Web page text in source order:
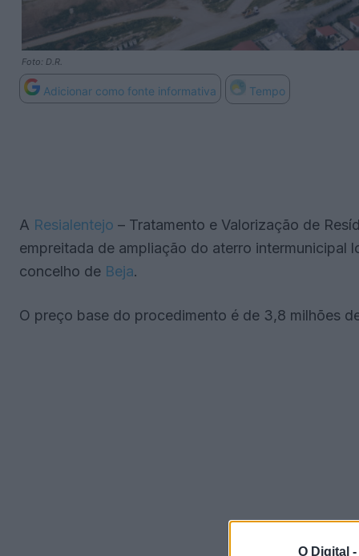
O Digital -
Foto: D.R.
Adicionar como fonte informativa Tempo
A Resialentejo – Tratamento e Valorização de
empreitada de ampliação do aterro intermunicipal
concelho de Beja.
O preço base do procedimento é de 3,8 milhões